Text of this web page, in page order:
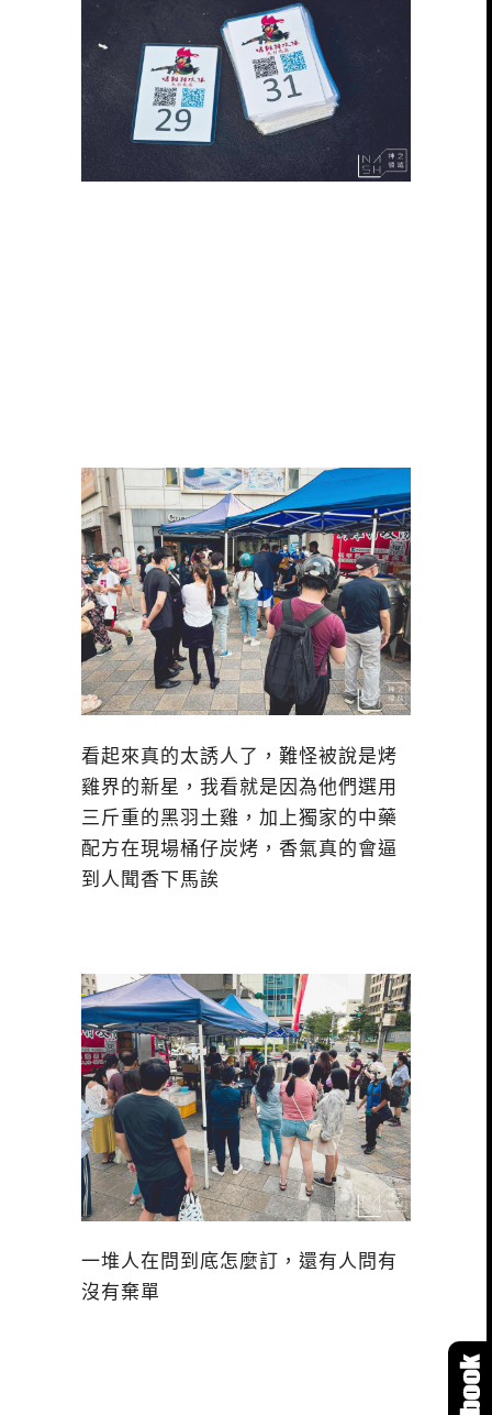
看起來真的太誘人了，難怪被說是烤
雞界的新星，我看就是因為他們選用
三斤重的黑羽土雞，加上獨家的中藥
配方在現場桶仔炭烤，香氣真的會逼
到人聞香下馬誒
一堆人在問到底怎麼訂，還有人問有
沒有棄單